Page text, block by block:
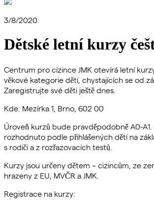
3/8/2020
Dětské letní kurzy
Centrum pro cizince JMK otevírá letní
věkové kategorie dětí, chystajících se od
Zaregistrujte své děti ještě dnes.
Kde: Mezírka 1, Brno, 602 00
Úroveň kurzů bude pravděpodobně A0-
rozhodnuto podle přihlášených dětí na
s rodiči a z rozřazovacích testů.
Kurzy jsou určeny dětem – cizincům, ze
hrazeny z EU, MVČR a JMK.
Registrace na kurzy: